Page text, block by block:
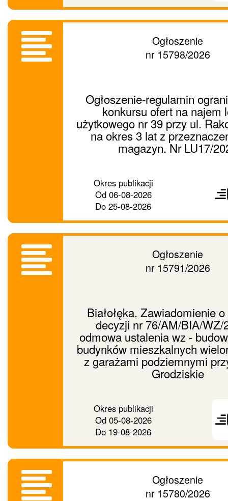
Ogłoszenie
nr 15798/2026
Ogłoszenie-regulamin
konkursu ofert na najem
użytkowego nr 39 przy ul.
na okres 3 lat z
magazyn. Nr LU17/
Okres publikacji
Od06-08-2026
Do 25-08-2026
dalej
Ogłoszenie
nr 15791/2026
Białołęka. Zawiadomienie
decyzji nr 76/AM/BIA/WZ/
odmowa ustalenia wz -
budynków mieszkalnych
z garażami podziemnymi
Grodziskie
Okres publikacji
Od05-08-2026
Do 19-08-2026
dalej
Ogłoszenie
nr 15780/2026